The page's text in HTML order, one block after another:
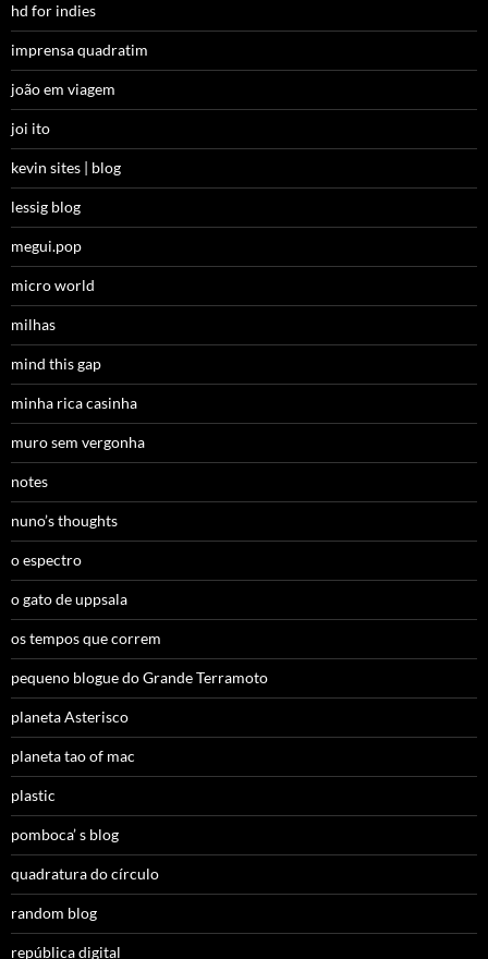
hd for indies
imprensa quadratim
joão em viagem
joi ito
kevin sites | blog
lessig blog
megui.pop
micro world
milhas
mind this gap
minha rica casinha
muro sem vergonha
notes
nuno’s thoughts
o espectro
o gato de uppsala
os tempos que correm
pequeno blogue do Grande Terramoto
planeta Asterisco
planeta tao of mac
plastic
pomboca’ s blog
quadratura do círculo
random blog
república digital